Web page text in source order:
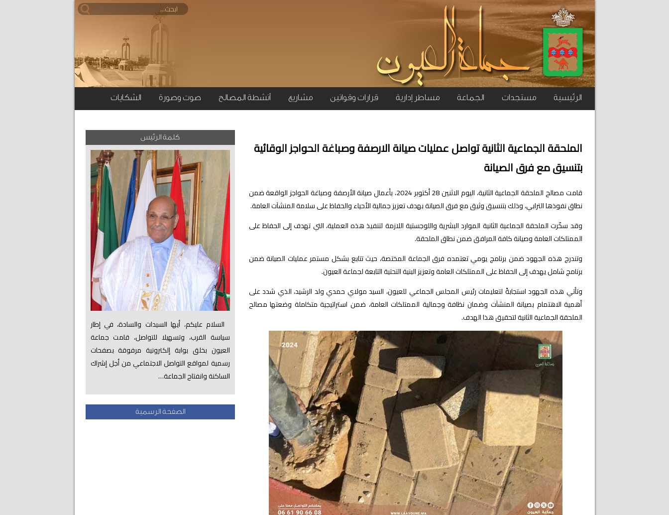
الرئيسية مستجدات الجماعة مساطر إدارية قرارات وقوانين مشاريع أنشطة المصالح صوت وصورة الشكايات
الملحقة الجماعية الثانية تواصل عمليات صيانة الارصفة وصباغة الحواجز الوقائية
بتنسيق مع فرق الصيانة
قامت مصالح الملحقة الجماعية الثانية، اليوم الاثنين 28 أكتوبر 2024، بأعمال صيانة الأرصفة وصباغة الحواجز الواقعة ضمن
نطاق نفوذها الترابي، وذلك بتنسيق وثيق مع فرق الصيانة بهدف تعزيز جمالية الأحياء والحفاظ على سلامة المنشآت العامة.
وقد سخّرت الملحقة الجماعية الثانية الموارد البشرية واللوجستية اللازمة لتنفيذ هذه العملية، التي تهدف إلى الحفاظ على
الممتلكات العامة وصيانة كافة المرافق ضمن نطاق الملحقة.
وتندرج هذه الجهود ضمن برنامج يومي تعتمده فرق الجماعة المختصة، حيث تتابع بشكل مستمر عمليات الصيانة ضمن
برنامج شامل يهدف إلى الحفاظ على الممتلكات العامة وتعزيز البنية التحتية التابعة لجماعة العيون.
وتأتي هذه الجهود استجابةً لتعليمات رئيس المجلس الجماعي للعيون، السيد مولاي حمدي ولد الرشيد، الذي شدد على
أهمية الاهتمام بصيانة المنشآت وضمان نظافة وجمالية الممتلكات العامة، ضمن استراتيجية متكاملة وضعتها مصالح
الملحقة الجماعية الثانية لتحقيق هذا الهدف.
كلمة الرئيس
السلام عليكم، أيها السيدات والسادة، في إطار
سياسة القرب، وتسهيلا للتواصل، قامت جماعة
العيون بخلق بوابة إلكترونية مرفوقة بصفحات
رسمية لمواقع التواصل الاجتماعي من أجل إشراك
الساكنة وانفتاح الجماعة…
الصفحة الرسمية